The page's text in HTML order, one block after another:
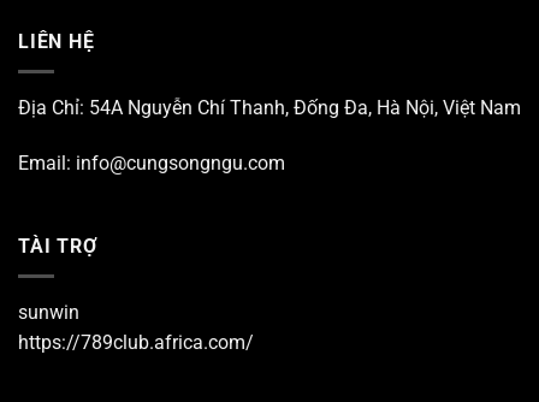
LIÊN HỆ
Địa Chỉ: 54A Nguyễn Chí Thanh, Đống Đa, Hà Nội, Việt Nam
Email: info@cungsongngu.com
TÀI TRỢ
sunwin
https://789club.africa.com/